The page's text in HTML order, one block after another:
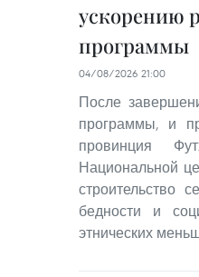
ускорению
программы
04/08/2026 21:00
После
программы, и
провинция
Национальной
строительство
бедности и
этнических